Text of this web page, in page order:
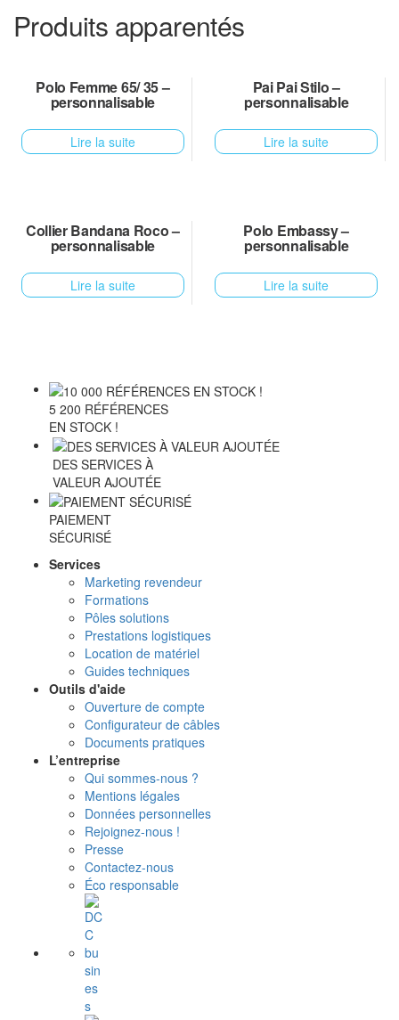
Produits apparentés
Polo Femme 65/ 35 –
personnalisable
Lire la suite
Pai Pai Stilo –
personnalisable
Lire la suite
Collier Bandana Roco –
personnalisable
Lire la suite
Polo Embassy –
personnalisable
Lire la suite
5 200 RÉFÉRENCES
EN STOCK !
DES SERVICES À
VALEUR AJOUTÉE
PAIEMENT
SÉCURISÉ
Services
Marketing revendeur
Formations
Pôles solutions
Prestations logistiques
Location de matériel
Guides techniques
Outils d'aide
Ouverture de compte
Configurateur de câbles
Documents pratiques
L’entreprise
Qui sommes-nous ?
Mentions légales
Données personnelles
Rejoignez-nous !
Presse
Contactez-nous
Éco responsable